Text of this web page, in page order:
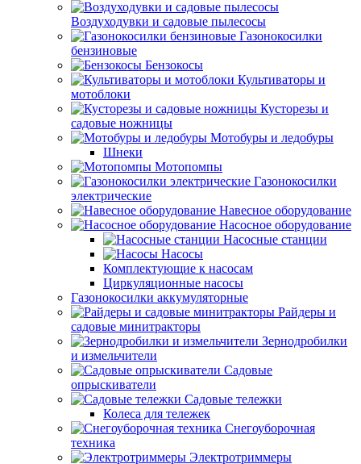
Воздуходувки и садовые пылесосы
Газонокосилки
бензиновые
Бензокосы
Культиваторы и
мотоблоки
Кусторезы и
садовые ножницы
Мотобуры и ледобуры
Шнеки
Мотопомпы
Газонокосилки
электрические
Навесное оборудование
Насосное оборудование
Насосные станции
Насосы
Комплектующие к насосам
Циркуляционные насосы
Газонокосилки аккумуляторные
Райдеры и
садовые минитракторы
Зернодробилки
и измельчители
Садовые
опрыскиватели
Садовые тележки
Колеса для тележек
Снегоуборочная
техника
Электротриммеры